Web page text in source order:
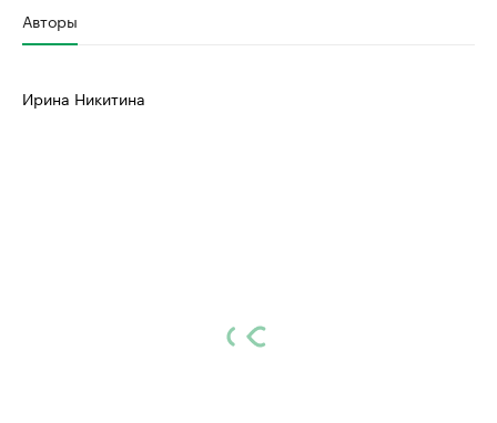
Авторы
Ирина Никитина